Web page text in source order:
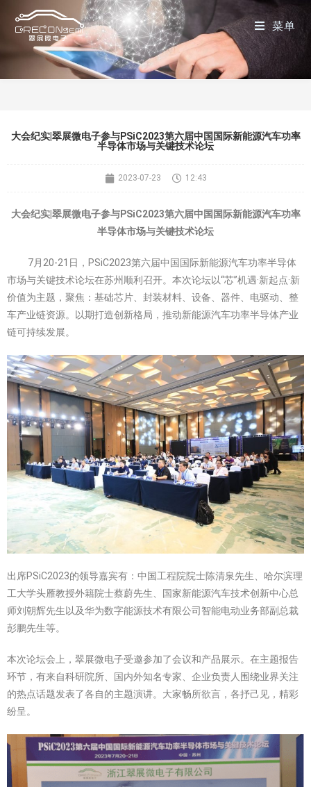
菜单
大会纪实|翠展微电子参与PSiC2023第六届中国国际新能源汽车功率
半导体市场与关键技术论坛
2023-07-23 12:43
大会纪实|翠展微电子参与PSiC2023第六届中国国际新能源汽车功率
半导体市场与关键技术论坛
7月20-21日，PSiC2023第六届中国国际新能源汽车功率半导体
市场与关键技术论坛在苏州顺利召开。本次论坛以“芯”机遇·新起点·新
价值为主题，聚焦：基础芯片、封装材料、设备、器件、电驱动、整
车产业链资源。以期打造创新格局，推动新能源汽车功率半导体产业
链可持续发展。
出席PSiC2023的领导嘉宾有：中国工程院院士陈清泉先生、哈尔滨理
工大学头雁教授外籍院士蔡蔚先生、国家新能源汽车技术创新中心总
师刘朝辉先生以及华为数字能源技术有限公司智能电动业务部副总裁
彭鹏先生等。
本次论坛会上，翠展微电子受邀参加了会议和产品展示。在主题报告
环节，有来自科研院所、国内外知名专家、企业负责人围绕业界关注
的热点话题发表了各自的主题演讲。大家畅所欲言，各抒己见，精彩
纷呈。